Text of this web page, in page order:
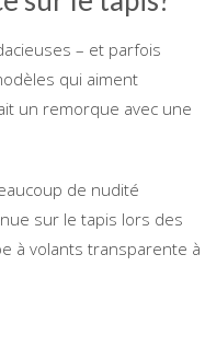
– et parfois
qui aiment
un remorque avec une
de nudité
sur le tapis lors des
à volants transparente à